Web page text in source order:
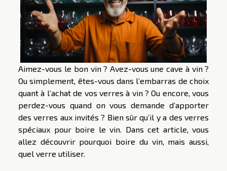
Aimez-vous le bon vin ? Avez-vous une cave à vin ?
Ou simplement, êtes-vous dans l’embarras de choix
quant à l’achat de vos verres à vin ? Ou encore, vous
perdez-vous quand on vous demande d’apporter
des verres aux invités ? Bien sûr qu’il y a des verres
spéciaux pour boire le vin. Dans cet article, vous
allez découvrir pourquoi boire du vin, mais aussi,
quel verre utiliser.